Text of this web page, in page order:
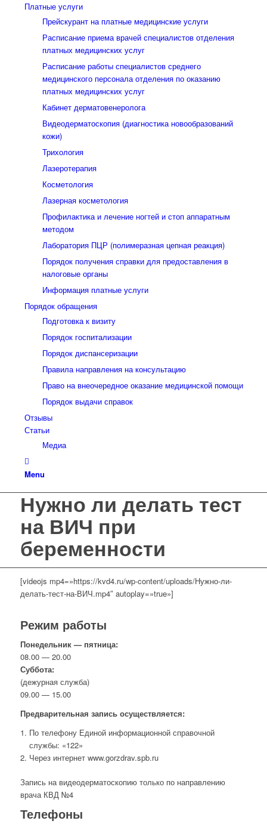
Платные услуги
Прейскурант на платные медицинские услуги
Расписание приема врачей специалистов отделения
платных медицинских услуг
Расписание работы специалистов среднего
медицинского персонала отделения по оказанию
платных медицинских услуг
Кабинет дерматовенеролога
Видеодерматоскопия (диагностика новообразований
кожи)
Трихология
Лазеротерапия
Косметология
Лазерная косметология
Профилактика и лечение ногтей и стоп аппаратным
методом
Лаборатория ПЦР (полимеразная цепная реакция)
Порядок получения справки для предоставления в
налоговые органы
Информация платные услуги
Порядок обращения
Подготовка к визиту
Порядок госпитализации
Порядок диспансеризации
Правила направления на консультацию
Право на внеочередное оказание медицинской помощи
Порядок выдачи справок
Отзывы
Статьи
Медиа
Menu
Нужно ли делать тест
на ВИЧ при
беременности
[videojs mp4=»https://kvd4.ru/wp-content/uploads/Нужно-ли-
делать-тест-на-ВИЧ.mp4″ autoplay=»true»]
Режим работы
Понедельник — пятница:
08.00 — 20.00
Суббота:
(дежурная служба)
09.00 — 15.00
Предварительная запись осуществляется:
По телефону Единой информационной справочной
службы: «122»
Через интернет www.gorzdrav.spb.ru
Запись на видеодерматоскопию только по направлению
врача КВД №4
Телефоны